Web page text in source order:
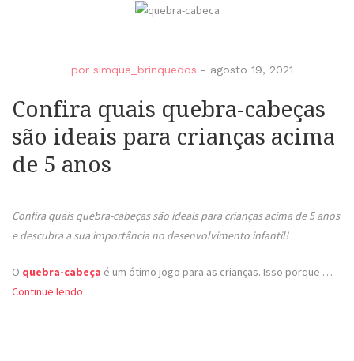
por simque_brinquedos - agosto 19, 2021
Confira quais quebra-cabeças
são ideais para crianças acima
de 5 anos
Confira quais quebra-cabeças são ideais para crianças acima de 5 anos
e descubra a sua importância no desenvolvimento infantil!
O quebra-cabeça é um ótimo jogo para as crianças. Isso porque …
Continue lendo